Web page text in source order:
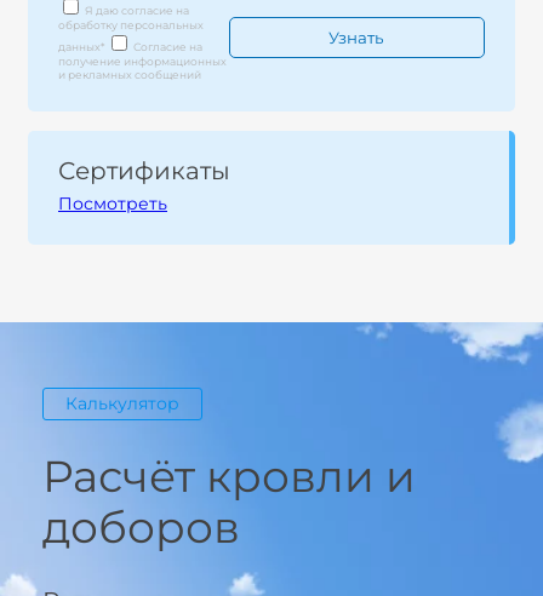
Я даю согласие на
обработку персональных
данных*
Согласие на
получение информационных
и рекламных сообщений
Сертификаты
Посмотреть
Калькулятор
Расчёт кровли и
доборов